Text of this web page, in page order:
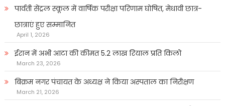
पार्वती सेंट्रल स्कूल में वार्षिक परीक्षा परिणाम घोषित, मेधावी छात्र-
छात्राएं हुए सम्मानित
April 1, 2026
ईरान में अभी आटा की कीमत 5.2 लाख रियाल प्रति किलो
March 23, 2026
बिक्रम नगर पंचायत के अध्यक्ष ने किया अस्पताल का निरीक्षण
March 21, 2026